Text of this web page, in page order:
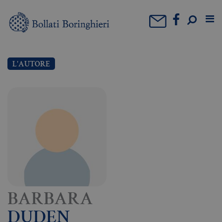
L'AUTORE
BARBARA